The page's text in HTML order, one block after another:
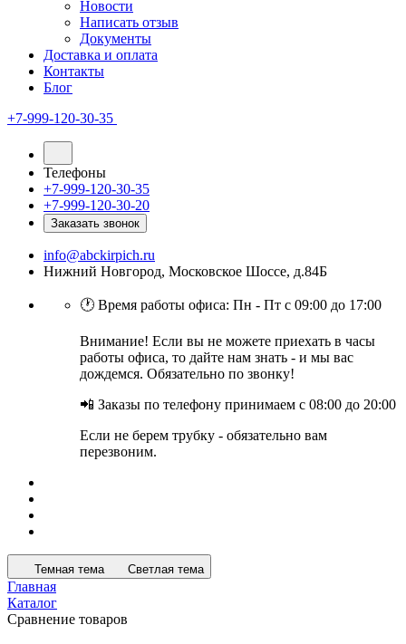
Новости
Написать отзыв
Документы
Доставка и оплата
Контакты
Блог
+7-999-120-30-35
Телефоны
+7-999-120-30-35
+7-999-120-30-20
Заказать звонок
info@abckirpich.ru
Нижний Новгород, Московское Шоссе, д.84Б
🕐 Время работы офиса: Пн - Пт с 09:00 до 17:00
Внимание! Если вы не можете приехать в часы
работы офиса, то дайте нам знать - и мы вас
дождемся. Обязательно по звонку!
📲 Заказы по телефону принимаем с 08:00 до 20:00
Если не берем трубку - обязательно вам
перезвоним.
Темная тема Светлая тема
Главная
Каталог
Сравнение товаров